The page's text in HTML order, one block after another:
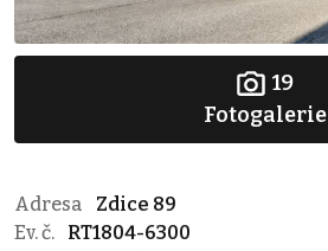
19
Fotogalerie
Adresa
Zdice 89
Ev. č.
RT1804-6300